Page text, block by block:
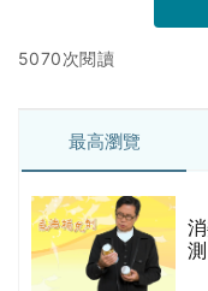
5070次閱讀
最高瀏覽